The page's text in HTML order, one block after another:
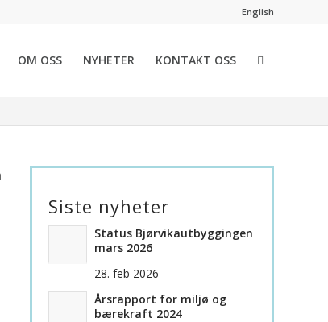
English
OM OSS NYHETER KONTAKT OSS
oppbevares i et rom i det nye Deichmanske
av den skotske artisten Katie
Siste nyheter
Status Bjørvikautbyggingen
mars 2026
28. feb 2026
Årsrapport for miljø og
bærekraft 2024